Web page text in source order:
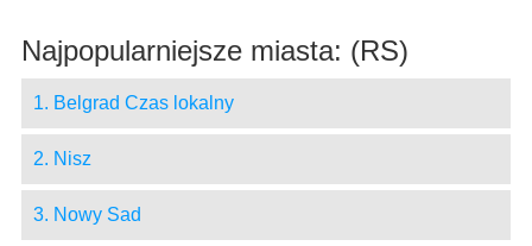
Najpopularniejsze miasta: (RS)
1. Belgrad Czas lokalny
2. Nisz
3. Nowy Sad